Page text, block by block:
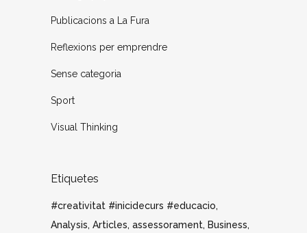
Publicacions a La Fura
Reflexions per emprendre
Sense categoria
Sport
Visual Thinking
Etiquetes
#creativitat #inicidecurs #educacio
Analysis Articles assessorament Business